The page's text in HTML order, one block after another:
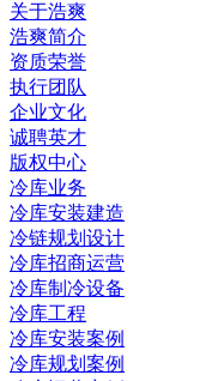
关于浩爽
浩爽简介
资质荣誉
执行团队
企业文化
诚聘英才
版权中心
冷库业务
冷库安装建造
冷链规划设计
冷库招商运营
冷库制冷设备
冷库工程
冷库安装案例
冷库规划案例